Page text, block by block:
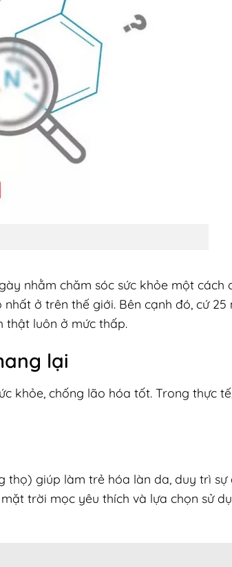
nhằm chăm sóc sức khỏe một cách
ở trên thế giới. Bên cạnh đó, cứ 25
thật luôn ở mức thấp.
lại
khỏe, chống lão hóa tốt. Trong thực
thọ) giúp làm trẻ hóa làn da, duy trì sự
trời mọc yêu thích và lựa chọn sử